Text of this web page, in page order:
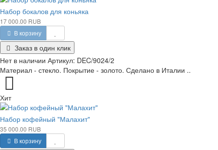
Набор бокалов для коньяка
17 000.00 RUB
В корзину
Заказ в один клик
Нет в наличии Артикул: DEC/9024/2
Материал - стекло. Покрытие - золото. Сделано в Италии ..
Хит
Набор кофейный "Малахит"
35 000.00 RUB
В корзину